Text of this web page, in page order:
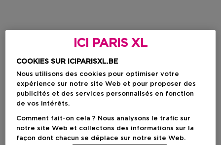
ICI PARIS XL
COOKIES SUR ICIPARISXL.BE
Nous utilisons des cookies pour optimiser votre
expérience sur notre site Web et pour proposer des
publicités et des services personnalisés en fonction
de vos intérêts.
Comment fait-on cela ? Nous analysons le trafic sur
notre site Web et collectons des informations sur la
façon dont chacun se déplace sur notre site Web.